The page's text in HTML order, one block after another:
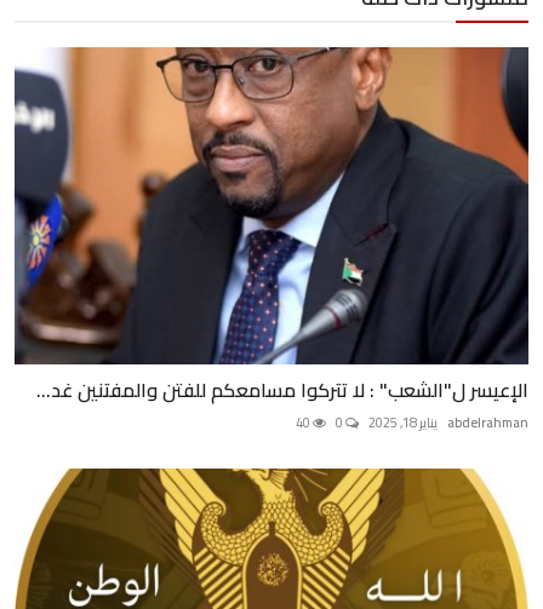
الإعيسر ل"الشعب" : لا تتركوا مسامعكم للفتن والمفتنين غد...
abdelrahman يناير 18, 2025